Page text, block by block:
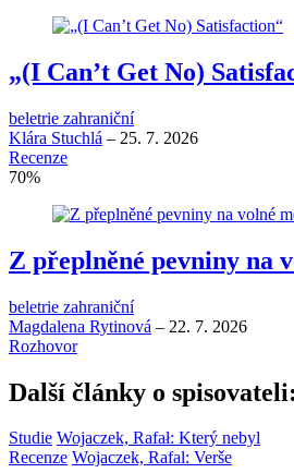
„(I Can’t Get No)
beletrie zahraniční
Klára Stuchlá – 25. 7. 2026
Recenze
70%
Z přeplněné pevniny na
beletrie zahraniční
Magdalena Rytinová – 22. 7. 2026
Rozhovor
Další články o spisovateli:
Studie Wojaczek, Rafał: Který nebyl
Recenze Wojaczek, Rafal: Verše